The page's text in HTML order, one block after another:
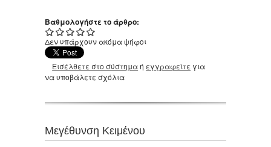
Βαθμολογήστε το άρθρο:
Δεν υπάρχουν ακόμα ψήφοι
Εισέλθετε στο σύστημαή εγγραφείτε για
να υποβάλετε σχόλια
Μεγέθυνση Κειμένου